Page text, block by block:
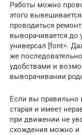
Работы можно
этого
проводиться
выворачивается до
универсал [font=.
же
удобствами и
выворачивании
Если вы правильно
старая и имеет
при движении не
схождения можно и